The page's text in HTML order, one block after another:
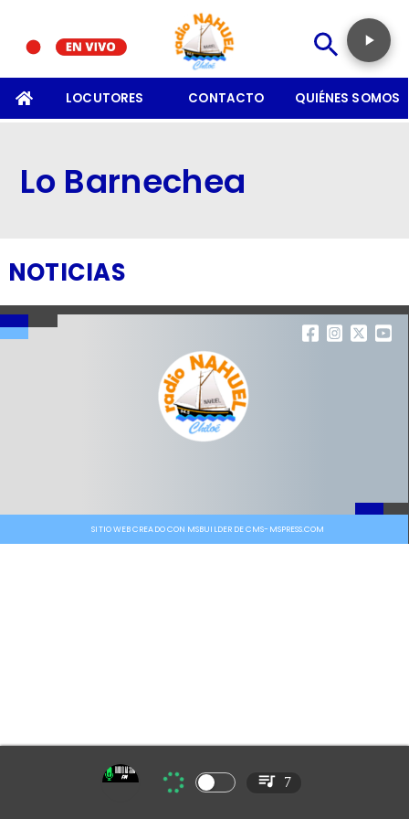
LOCUTORES CONTACTO QUIÉNES SOMOS
Lo Barnechea
NOTICIAS
SITIO WEB CREADO CON MSBUILDER DE CMS-MSPRESS.COM
7